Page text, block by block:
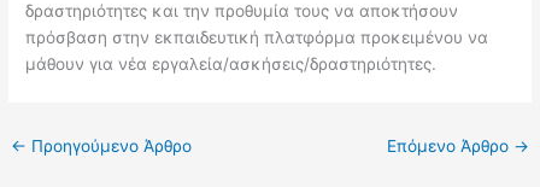
δραστηριότητες και την προθυμία τους να αποκτήσουν
πρόσβαση στην εκπαιδευτική πλατφόρμα προκειμένου να
μάθουν για νέα εργαλεία/ασκήσεις/δραστηριότητες.
← Προηγούμενο Άρθρο Επόμενο Άρθρο →